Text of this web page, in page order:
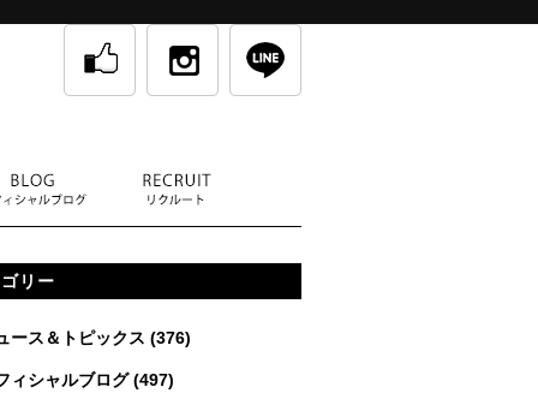
リー
ース＆トピックス (376)
ィシャルブログ(497)